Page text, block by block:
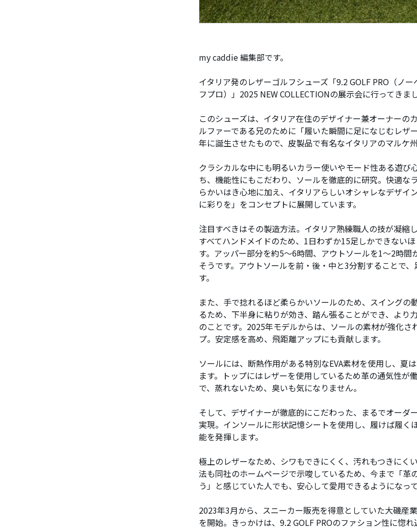
my caddie 編集部です。
イタリア発のレザーゴルフシューズ「9.2 GOLF PRO（ノ
フプロ）」2025 NEW COLLECTIONの展示会に行ってきまし
このシューズは、イタリア在住のデザイナー兼オーナーの
ルファーである兄のために「履いた瞬間に足になじむレザ
年に誕生させたもので、皮製品で有名なイタリアのマルケ
クラシカルな中にも明るいカラー使いやモード性ある遊び
ち、機能性にもこだわり、ソールを徹底的に研究。快適な
らかいはき心地に加え、イタリアらしいオシャレなデザイ
に彩りを」をコンセプトに展開しています。
注目すべきはその製造方法。イタリア熟練職人の技が凝縮
すべてハンドメイドのため、1日わずか15足しかできない
す。アッパー部分を約5～6時間、アウトソールを1～2時間
そうです。アウトソールを前・後・中と3分割することで
す。
また、手で捻れるほど柔らかいソールのため、スイングの
るため、下半身に粘りが効き、踏ん張ることができ、より
のことです。2025年モデルからは、ソールの素材が強化さ
プ。安定感を高め、飛距離アップにも貢献します。
ソールには、断熱作用がある特別なEVA素材を使用し、夏
ます。トップにはレザーを使用しているため革の通気性が
で、蒸れないため、臭いも気になりません。
そして、デザイナーが徹底的にこだわった、まるでオーダ
実現。インソールに形状記憶シートを使用し、履けば履く
能を発揮します。
極上のレザーなため、シワもできにくく、汚れもつきにく
法も同社のホームページで示唆しているため、今まで「革
う」と感じていた人でも、安心して愛用できるようになって
2023年3月から、スニーカー販売を得意としていた大磯産
を開始。きっかけは、9.2 GOLF PROのファション性に惚